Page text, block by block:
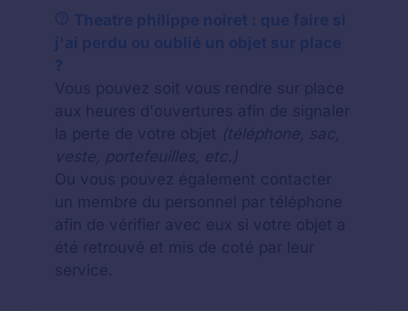
Theatre philippe noiret : que faire si
j'ai perdu ou oublié un objet sur place
?
Vous pouvez soit vous rendre sur place
aux heures d'ouvertures afin de signaler
la perte de votre objet (téléphone, sac,
veste, portefeuilles, etc.)
Ou vous pouvez également contacter
un membre du personnel par téléphone
afin de vérifier avec eux si votre objet a
été retrouvé et mis de coté par leur
service.